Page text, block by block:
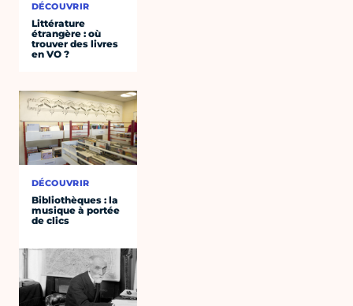
DÉCOUVRIR
Littérature
étrangère : où
trouver des livres
en VO ?
DÉCOUVRIR
Bibliothèques : la
musique à portée
de clics